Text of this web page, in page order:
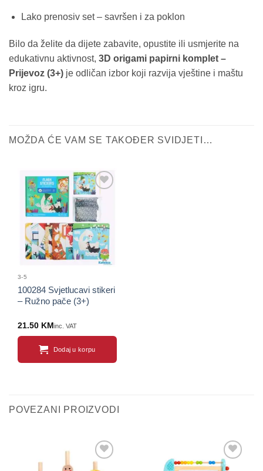
Lako prenosiv set – savršen i za poklon
Bilo da želite da dijete zabavite, opustite ili usmjerite na
edukativnu aktivnost, 3D origami papirni komplet –
Prijevoz (3+) je odličan izbor koji razvija vještine i maštu
kroz igru.
MOŽDA ĆE VAM SE TAKOĐER SVIDJETI…
Sačuvaj
proizvod
3-5
100284 Svjetlucavi stikeri
– Ružno pače (3+)
21.50 KM inc. VAT
Dodaj u korpu
POVEZANI PROIZVODI
Sačuvaj